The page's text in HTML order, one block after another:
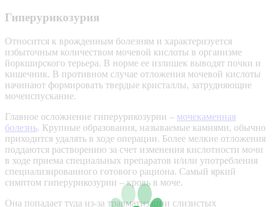
Гиперурикозурия
Относится к врожденным болезням и характеризуется
избыточным количеством мочевой кислоты в организме
йоркширского терьера. В норме ее излишек выводят почки и
кишечник. В противном случае отложения мочевой кислоты
начинают формировать твердые кристаллы, затрудняющие
мочеиспускание.
Главное осложнение гиперурикозурии – мочекаменная
болезнь. Крупные образования, называемые камнями, обычно
приходится удалять в ходе операции. Более мелкие отложения
поддаются растворению за счет изменения кислотности мочи
в ходе приема специальных препаратов и/или употребления
специализированного готового рациона. Самый яркий
симптом гиперурикозурии – кровь в моче.
Она попадает туда из-за травматизации слизистых